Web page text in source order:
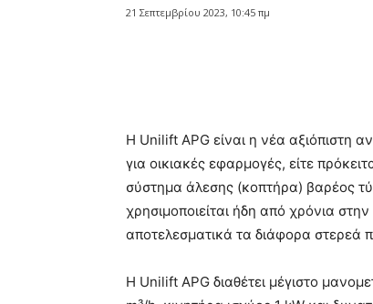
21 Σεπτεμβρίου 2023, 10:45 πμ
Η Unilift APG είναι η νέα αξιόπιστη
για οικιακές εφαρμογές, είτε
σύστημα άλεσης (κοπτήρα) βαρέος
χρησιμοποιείται ήδη από χρόνια
αποτελεσματικά τα διάφορα στερεά
Η Unilift APG διαθέτει μέγιστο